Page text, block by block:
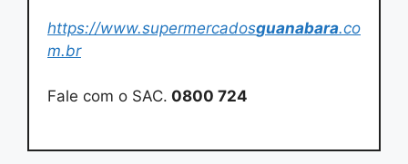
https://www.supermercadosguanabara.co
m.br
Fale com o SAC. 0800 724